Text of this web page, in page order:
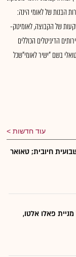
הבנות של לאומי הינה:
של הקבוצה, לאומיטק-
הדיגיטלים הכוללים
בשם "ישיר לאומי"שכל
עוד חדשות
שבועית חיובית; טאואר
פאלו אלטו,